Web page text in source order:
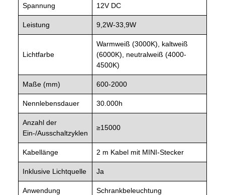
Spannung 12V DC
Leistung 9,2W-33,9W
Lichtfarbe
Warmweiß (3000K), kaltweiß
(6000K), neutralweiß (4000-
4500K)
Maße (mm) 600-2000
Nennlebensdauer 30.000h
Anzahl der
Ein-/Ausschaltzyklen
≥15000
Kabellänge 2 m Kabel mit MINI-Stecker
Inklusive Lichtquelle Ja
Anwendung Schrankbeleuchtung